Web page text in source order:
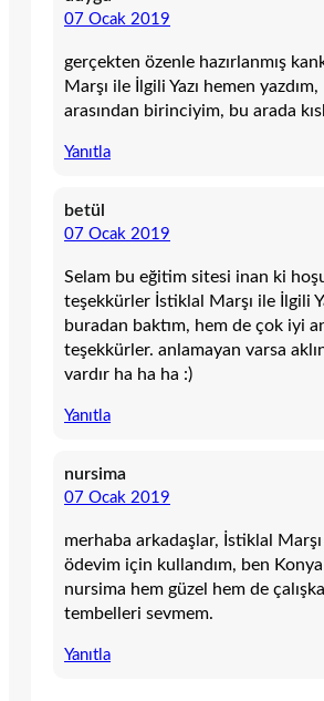
07 Ocak 2019
gerçekten özenle hazırlanmış
Marşı ile İlgili Yazı hemen
arasından birinciyim, bu arada
Yanıtla
betül
07 Ocak 2019
Selam bu eğitim sitesi inan ki
teşekkürler İstiklal Marşı ile İlgili
buradan baktım, hem de çok iyi
teşekkürler. anlamayan varsa
vardır ha ha ha :)
Yanıtla
nursima
07 Ocak 2019
merhaba arkadaşlar, İstiklal Marşı
ödevim için kullandım, ben
nursima hem güzel hem de
tembelleri sevmem.
Yanıtla